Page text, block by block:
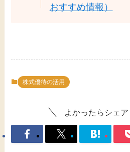
おすすめ情報）
株式優待の活用
よかったらシェア